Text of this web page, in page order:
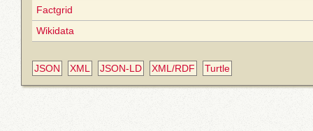
Factgrid
Wikidata
JSON XML JSON-LD XML/RDF Turtle